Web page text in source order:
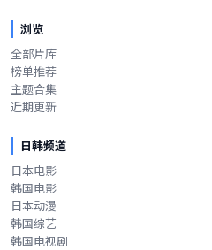
浏览
全部片库
榜单推荐
主题合集
近期更新
日韩频道
日本电影
韩国电影
日本动漫
韩国综艺
韩国电视剧